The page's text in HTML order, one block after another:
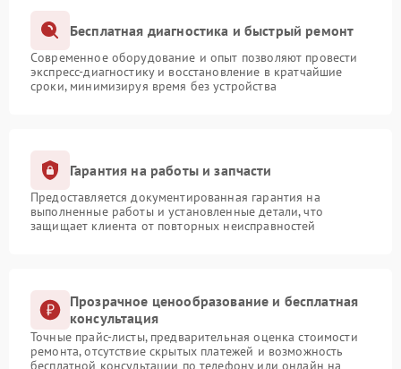
Бесплатная диагностика и быстрый ремонт
Современное оборудование и опыт позволяют провести
экспресс-диагностику и восстановление в кратчайшие
сроки, минимизируя время без устройства
Гарантия на работы и запчасти
Предоставляется документированная гарантия на
выполненные работы и установленные детали, что
защищает клиента от повторных неисправностей
Прозрачное ценообразование и бесплатная
консультация
Точные прайс-листы, предварительная оценка стоимости
ремонта, отсутствие скрытых платежей и возможность